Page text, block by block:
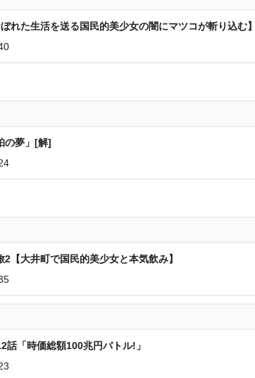
れた生活を送る国民的美少女の闇にマツコが斬り込む】
の夢」[解]
【大井町で国民的美少女と本気飲み】
話「時価総額100兆円バトル!」